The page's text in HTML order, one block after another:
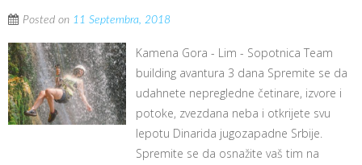
Posted on 11 Septembra, 2018
Kamena Gora - Lim - Sopotnica Team
building avantura 3 dana Spremite se da
udahnete nepregledne četinare, izvore i
potoke, zvezdana neba i otkrijete svu
lepotu Dinarida jugozapadne Srbije.
Spremite se da osnažite vaš tim na